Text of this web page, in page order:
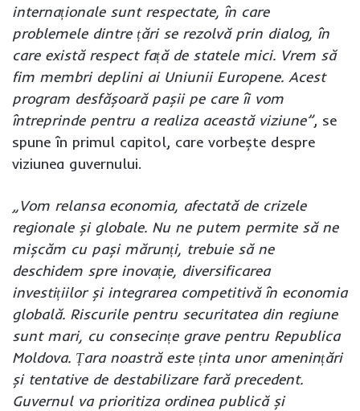
internaționale sunt respectate, în care
problemele dintre țări se rezolvă prin dialog, în
care există respect față de statele mici. Vrem să
fim membri deplini ai Uniunii Europene. Acest
program desfășoară pașii pe care îi vom
întreprinde pentru a realiza această viziune”, se
spune în primul capitol, care vorbește despre
viziunea guvernului.
„Vom relansa economia, afectată de crizele
regionale și globale. Nu ne putem permite să ne
mișcăm cu pași mărunți, trebuie să ne
deschidem spre inovație, diversificarea
investițiilor și integrarea competitivă în economia
globală. Riscurile pentru securitatea din regiune
sunt mari, cu consecințe grave pentru Republica
Moldova. Țara noastră este ținta unor amenințări
și tentative de destabilizare fară precedent.
Guvernul va prioritiza ordinea publică și